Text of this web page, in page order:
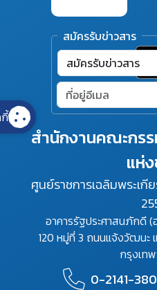
สำนักงานคณะกร
แห่
ศูนย์ราชการเฉลิมพระเ
อาคารรัฐประศาสนภักดี
120 หมู่ที่ 3 ถนนแจ้งวัฒนะ
กรุงเท
0-2141-
สมัครรับข่าวสาร